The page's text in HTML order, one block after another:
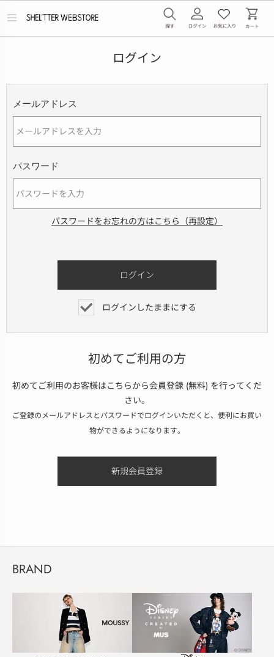
メ
ログイン
メールアドレス
パスワード
パスワードをお忘れの方はこちら（再設定）
ログインしたままにする
初めてご利用の方
初めてご利用のお客様はこちらから会員登録 (無料) を行ってくだ
さい。
ご登録のメールアドレスとパスワードでログインいただくと、便利にお買い
物ができるようになります。
BRAND